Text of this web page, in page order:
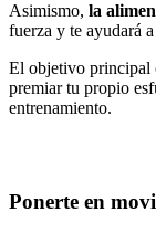
Asimismo, la
fuerza y te ayudará
El objetivo principal
premiar tu propio
entrenamiento.
Ponerte en